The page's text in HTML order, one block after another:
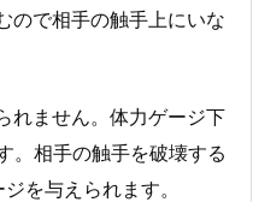
ので相手の触手上にいな
れません。体力ゲージ下
。相手の触手を破壊する
を与えられます。